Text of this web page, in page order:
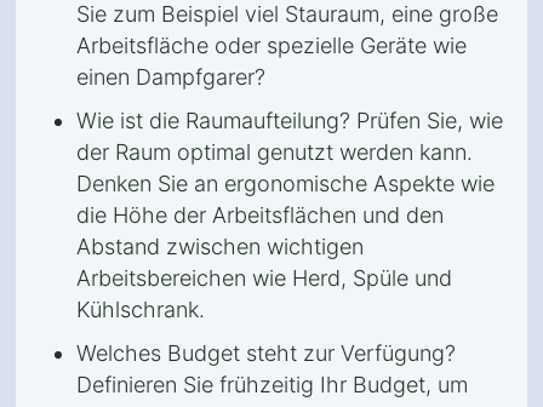
Sie zum Beispiel viel Stauraum, eine große
Arbeitsfläche oder spezielle Geräte wie
einen Dampfgarer?
Wie ist die Raumaufteilung? Prüfen Sie, wie
der Raum optimal genutzt werden kann.
Denken Sie an ergonomische Aspekte wie
die Höhe der Arbeitsflächen und den
Abstand zwischen wichtigen
Arbeitsbereichen wie Herd, Spüle und
Kühlschrank.
Welches Budget steht zur Verfügung?
Definieren Sie frühzeitig Ihr Budget, um